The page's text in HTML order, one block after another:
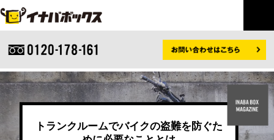
トランクルームでバイクの盗難を防ぐた